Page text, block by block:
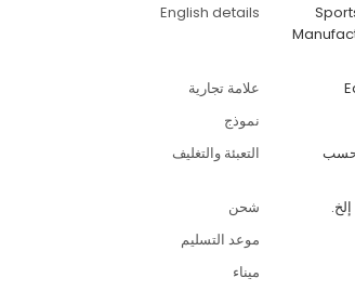
English details
علامة تجارية
نموذج
التعبئة والتغليف
حسب
شحن
موعد التسليم
ميناء